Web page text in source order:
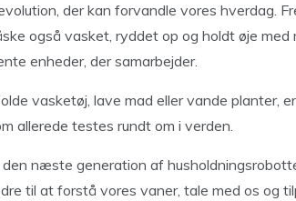
der kan forvandle vores hverdag.
også vasket, ryddet op og holdt øje med
enheder, der samarbejder.
vasketøj, lave mad eller vande planter,
allerede testes rundt om i verden.
næste generation af
til at forstå vores vaner, tale med os og